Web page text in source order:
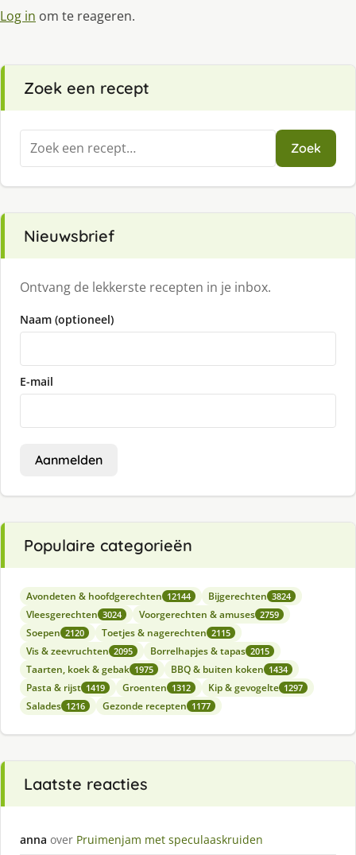
Log in om te reageren.
Zoek een recept
Zoeken
naar:
Zoek
Nieuwsbrief
Ontvang de lekkerste recepten in je inbox.
Naam (optioneel)
E-mail
Aanmelden
Populaire categorieën
Avondeten & hoofdgerechten 12144 Bijgerechten 3824
Vleesgerechten 3024 Voorgerechten & amuses 2759
Soepen 2120 Toetjes & nagerechten 2115
Vis & zeevruchten 2095 Borrelhapjes & tapas 2015
Taarten, koek & gebak 1975 BBQ & buiten koken 1434
Pasta & rijst 1419 Groenten 1312 Kip & gevogelte 1297
Salades 1216 Gezonde recepten 1177
Laatste reacties
anna over Pruimenjam met speculaaskruiden